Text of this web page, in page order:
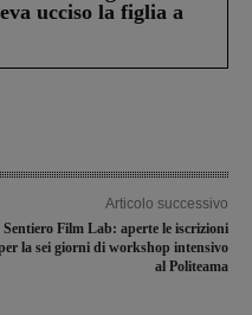
ucciso la figlia a
Articolo successivo
Sentiero Film Lab: aperte le iscrizioni
la sei giorni di workshop intensivo
al Politeama